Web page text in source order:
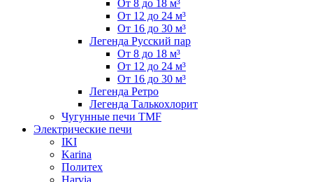
От 8 до 18 м³
От 12 до 24 м³
От 16 до 30 м³
Легенда Русский пар
От 8 до 18 м³
От 12 до 24 м³
От 16 до 30 м³
Легенда Ретро
Легенда Талькохлорит
Чугунные печи TMF
Электрические печи
IKI
Karina
Политех
Harvia